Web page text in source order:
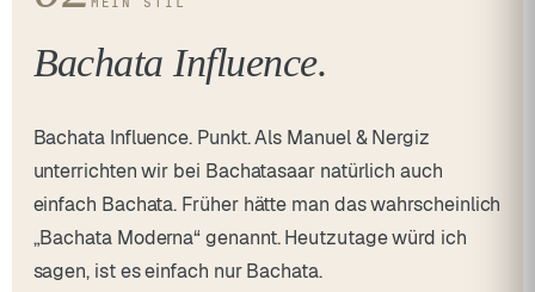
Bachata Influence.
Bachata Influence. Punkt. Als Manuel & Nergiz
unterrichten wir bei Bachatasaar natürlich auch
einfach Bachata. Früher hätte man das wahrscheinlich
„Bachata Moderna“ genannt. Heutzutage würd ich
sagen, ist es einfach nur Bachata.